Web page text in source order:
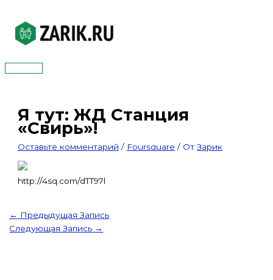
содержимому
Главное
Я тут: ЖД Станция
«Свирь»!
Оставьте комментарий / Foursquare / ОтЗарик
http://4sq.com/dTT97l
← Предыдущая Запись
Следующая Запись →